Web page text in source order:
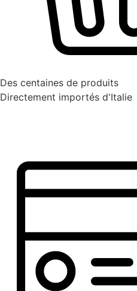
Des centaines de produits
Directement importés d'Italie